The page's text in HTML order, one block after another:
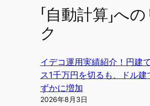
「自動計算」へ
ク
イデコ運用実績紹介！円建
ス1千万円を切るも、ドル建
ずかに増加
2026年8月3日